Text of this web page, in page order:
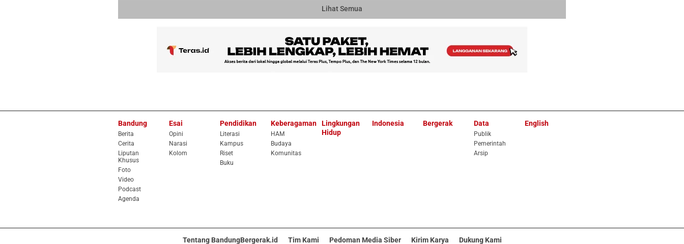
Lihat Semua
Bandung
Berita
Cerita
Liputan
Khusus
Foto
Video
Podcast
Agenda
Esai
Opini
Narasi
Kolom
Pendidikan
Literasi
Kampus
Riset
Buku
Keberagaman
HAM
Budaya
Komunitas
Lingkungan
Hidup
Indonesia Bergerak Data
Publik
Pemerintah
Arsip
English
Tentang BandungBergerak.id Tim Kami Pedoman Media Siber Kirim Karya Dukung Kami